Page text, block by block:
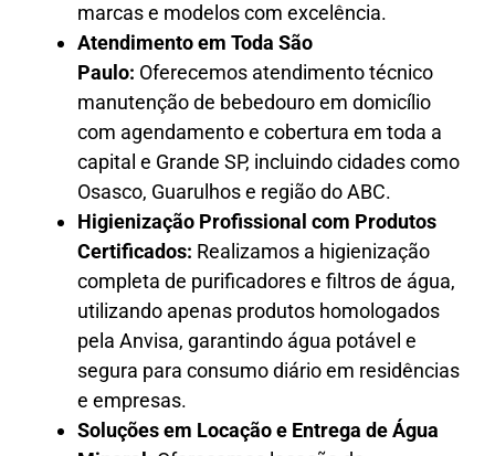
marcas e modelos com excelência.
Atendimento em Toda São
Paulo: Oferecemos atendimento técnico
manutenção de bebedouro em domicílio
com agendamento e cobertura em toda a
capital e Grande SP, incluindo cidades como
Osasco, Guarulhos e região do ABC.
Higienização Profissional com Produtos
Certificados: Realizamos a higienização
completa de purificadores e filtros de água,
utilizando apenas produtos homologados
pela Anvisa, garantindo água potável e
segura para consumo diário em residências
e empresas.
Soluções em Locação e Entrega de Água